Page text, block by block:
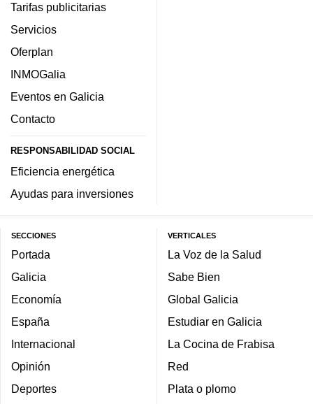
Tarifas publicitarias
Servicios
Oferplan
INMOGalia
Eventos en Galicia
Contacto
RESPONSABILIDAD SOCIAL
Eficiencia energética
Ayudas para inversiones
SECCIONES
Portada
Galicia
Economía
España
Internacional
Opinión
Deportes
VERTICALES
La Voz de la Salud
Sabe Bien
Global Galicia
Estudiar en Galicia
La Cocina de Frabisa
Red
Plata o plomo